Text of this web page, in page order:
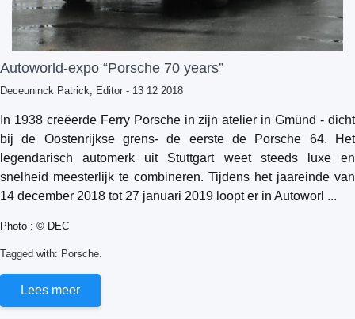
Autoworld-expo “Porsche 70 years”
Deceuninck Patrick, Editor - 13 12 2018
In 1938 creëerde Ferry Porsche in zijn atelier in Gmünd - dicht
bij de Oostenrijkse grens- de eerste de Porsche 64. Het
legendarisch automerk uit Stuttgart weet steeds luxe en
snelheid meesterlijk te combineren. Tijdens het jaareinde van
14 december 2018 tot 27 januari 2019 loopt er in Autoworl ...
Photo : © DEC
Tagged with: Porsche.
Lees meer